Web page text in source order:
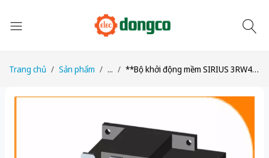
Trang chủ Sản phẩm ... **Bộ khởi động mềm SIRIUS 3RW4436-2BC45 162A, 110kW - Nâng cấp 3RW5536-2HA16**